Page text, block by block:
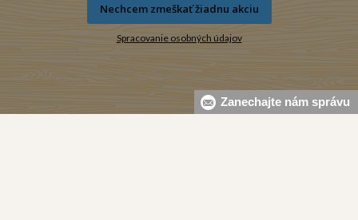
Zanechajte nám správu
Nechcem zmeškať žiadnu akciu
Spracovanie osobných údajov